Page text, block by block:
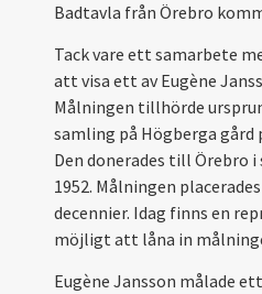
Badtavla från Örebro
Tack vare ett samarbete
att visa ett av Eugène
Målningen tillhörde
samling på Högberga gård
Den donerades till Örebro
1952. Målningen
decennier. Idag finns en
möjligt att låna in
Eugène Jansson målade